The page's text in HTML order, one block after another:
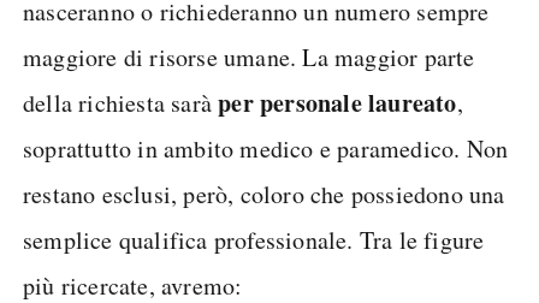
nasceranno o richiederanno un numero sempre
maggiore di risorse umane. La maggior parte
della richiesta saràper personale laureato,
soprattutto in ambito medico e paramedico. Non
restano esclusi, però, coloro che possiedono una
semplice qualifica professionale. Tra le figure
più ricercate, avremo: